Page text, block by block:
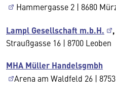
Hammergasse 2 | 8680
Lampl Gesellschaft m.b.H.
Straußgasse 16 | 8700 Leoben
MHA Müller Handelsgmbh
Arena am Waldfeld 26 |